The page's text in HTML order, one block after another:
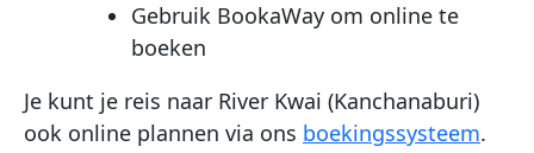
Gebruik BookaWay om online te
boeken
Je kunt je reis naar River Kwai (Kanchanaburi)
ook online plannen via ons boekingssysteem.